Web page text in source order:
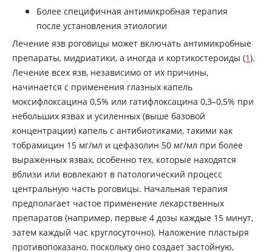
Более специфичная антимикробная терапия
после установления этиологии
Лечение язв роговицы может включать антимикробные
препараты, мидриатики, а иногда и кортикостероиды (1).
Лечение всех язв, независимо от их причины,
начинается с применения глазных капель
моксифлоксацина 0,5% или гатифлоксацина 0,3–0,5% при
небольших язвах и усиленных (выше базовой
концентрации) капель с антибиотиками, такими как
тобрамицин 15 мг/мл и цефазолин 50 мг/мл при более
выраженных язвах, особенно тех, которые находятся
вблизи или вовлекают в патологический процесс
центральную часть роговицы. Начальная терапия
предполагает частое применение лекарственных
препаратов (например, первые 4 дозы каждые 15 минут,
затем каждый час круглосуточно). Наложение пластыря
противопоказано, поскольку оно создает застойную,